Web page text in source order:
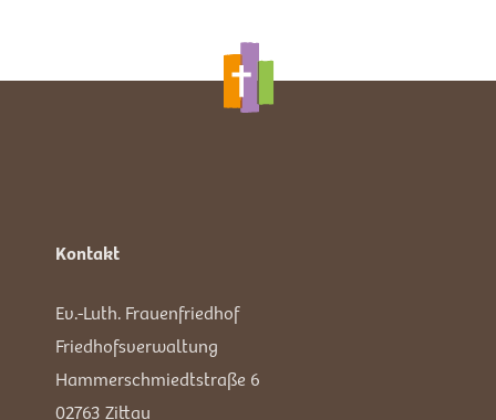
Kontakt
Ev.-Luth. Frauenfriedhof
Friedhofsverwaltung
Hammerschmiedtstraße 6
02763 Zittau